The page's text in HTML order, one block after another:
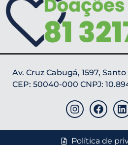
Av. Cruz Cabugá, 1597,
CEP: 50040-000 CNPJ:
Política de